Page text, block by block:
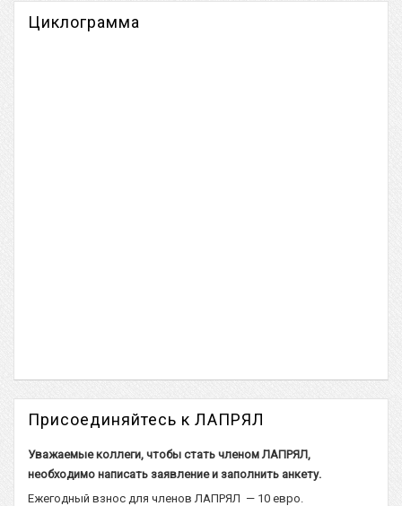
Циклограмма
Присоединяйтесь к ЛАПРЯЛ
Уважаемые коллеги, чтобы стать членом ЛАПРЯЛ,
необходимо написать заявление и заполнить анкету.
Ежегодный взнос для членов ЛАПРЯЛ — 10 евро.